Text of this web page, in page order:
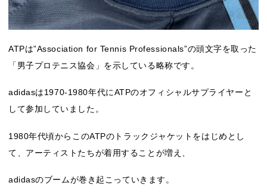
ATPは”Association for Tennis Professionals”の頭文字を取った
「男子プロテニス協会」を示している略称です。
adidasは1970-1980年代にATPのオフィシャルサプライヤーと
して参加していました。
1980年代頃からこのATPのトラックジャケットをはじめとし
て、アーティストたちが着用することが増え、
adidasのブームが巻き起こっていきます。